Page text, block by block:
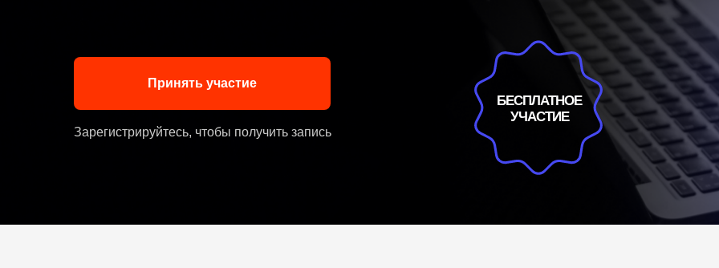
Зарегистрируйтесь, чтобы получить запись
Принять участие
БЕСПЛАТНОЕ
УЧАСТИЕ